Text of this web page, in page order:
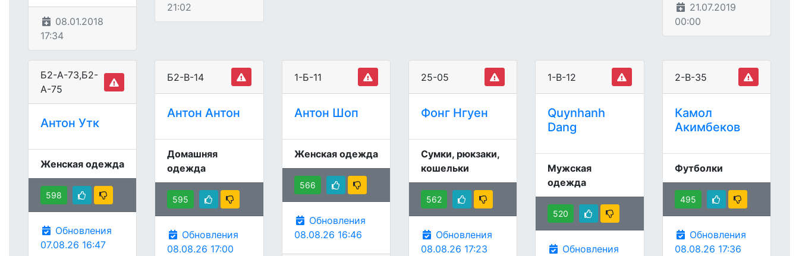
08.01.2018
17:34
21:02
21.07.2019
00:00
Б2-А-73,Б2-
А-75
Антон Утк
Женская одежда
598
Обновления
07.08.26 16:47
Б2-В-14
Антон Антон
Домашняя
одежда
595
Обновления
08.08.26 17:00
1-Б-11
Антон Шоп
Женская одежда
566
Обновления
08.08.26 16:46
25-05
Фонг Нгуен
Сумки, рюкзаки,
кошельки
562
Обновления
08.08.26 17:23
1-В-12
Quynhanh
Dang
Мужская
одежда
520
Обновления
2-В-35
Камол
Акимбеков
Футболки
495
Обновления
08.08.26 17:36